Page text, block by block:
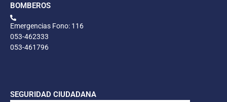
BOMBEROS
Emergencias Fono: 116
053-462333
053-461796
SEGURIDAD CIUDADANA